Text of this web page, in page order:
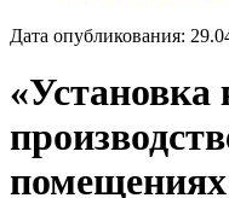
Дата опубликования:
«Установка